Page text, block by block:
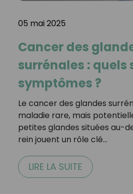
05 mai 2025
Cancer des
surrénales : quels
symptômes ?
Le cancer des glandes
maladie rare, mais
petites glandes situées au-
rein jouent un rôle clé…
LIRE LA SUITE